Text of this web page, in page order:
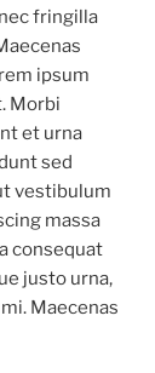
fringilla
ipsum
Morbi
et urna
sed
vestibulum
massa
consequat
justo urna,
Maecenas